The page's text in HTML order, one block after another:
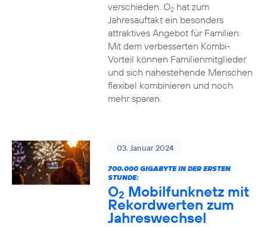
verschieden. O2hat zum
Jahresauftakt ein besonders
attraktives Angebot für Familien:
Mit dem verbesserten Kombi-
Vorteil können Familienmitglieder
und sich nahestehende Menschen
flexibel kombinieren und noch
mehr sparen.
03. Januar 2024
700.000 GIGABYTE IN DER ERSTEN
STUNDE:
O2 Mobilfunknetz mit
Rekordwerten zum
Jahreswechsel